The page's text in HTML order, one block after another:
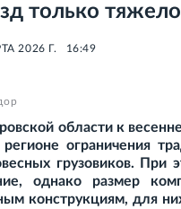
только
2026 Г. 16:49
области к
ограничения
грузовиков. При
однако размер
конструкциям, для